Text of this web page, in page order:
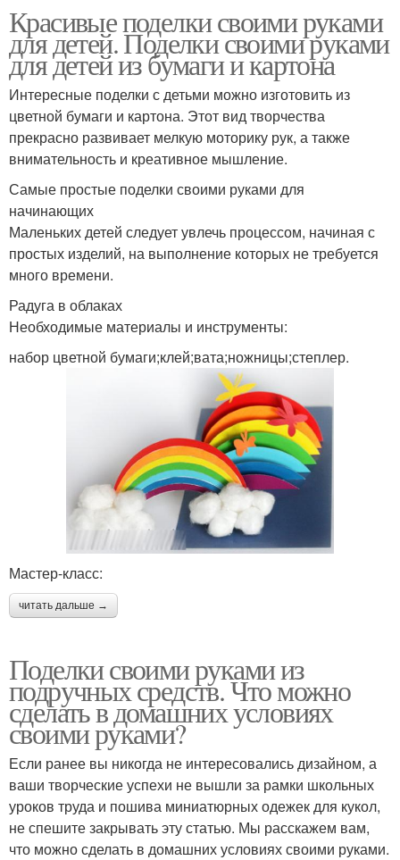
Красивые поделки своими руками
для детей. Поделки своими руками
для детей из бумаги и картона
Интересные поделки с детьми можно изготовить из
цветной бумаги и картона. Этот вид творчества
прекрасно развивает мелкую моторику рук, а также
внимательность и креативное мышление.
Самые простые поделки своими руками для
начинающих
Маленьких детей следует увлечь процессом, начиная с
простых изделий, на выполнение которых не требуется
много времени.
Радуга в облаках
Необходимые материалы и инструменты:
набор цветной бумаги;клей;вата;ножницы;степлер.
Мастер-класс:
читать дальше →
Поделки своими руками из
подручных средств. Что можно
сделать в домашних условиях
своими руками?
Если ранее вы никогда не интересовались дизайном, а
ваши творческие успехи не вышли за рамки школьных
уроков труда и пошива миниатюрных одежек для кукол,
не спешите закрывать эту статью. Мы расскажем вам,
что можно сделать в домашних условиях своими руками.